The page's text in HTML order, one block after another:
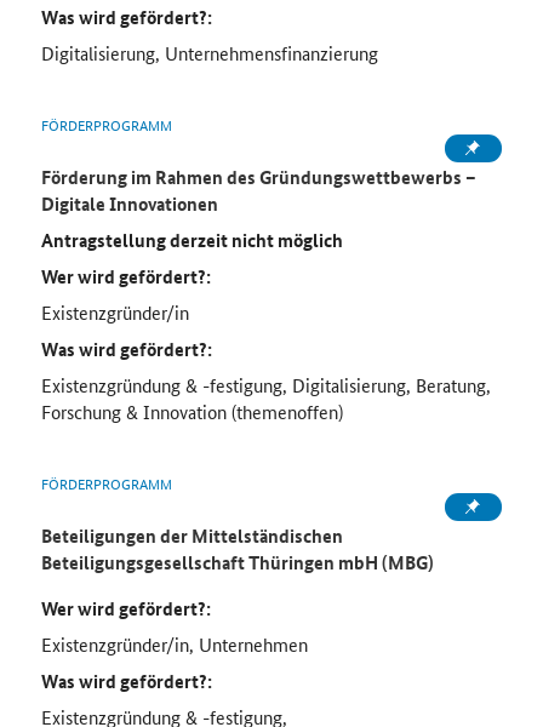
Was wird gefördert?:
Digitalisierung, Unternehmensfinanzierung
FÖRDERPROGRAMM
Förderung im Rahmen des Gründungswettbewerbs –
Digitale Innovationen
Antragstellung derzeit nicht möglich
Wer wird gefördert?:
Existenzgründer/in
Was wird gefördert?:
Existenzgründung & -festigung, Digitalisierung, Beratung,
Forschung & Innovation (themenoffen)
FÖRDERPROGRAMM
Beteiligungen der Mittelständischen
Beteiligungsgesellschaft Thüringen mbH (MBG)
Wer wird gefördert?:
Existenzgründer/in, Unternehmen
Was wird gefördert?:
Existenzgründung & -festigung,